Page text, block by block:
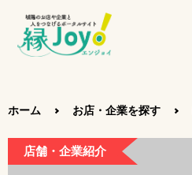
ホーム お店・企業を探す
店舗・企業紹介